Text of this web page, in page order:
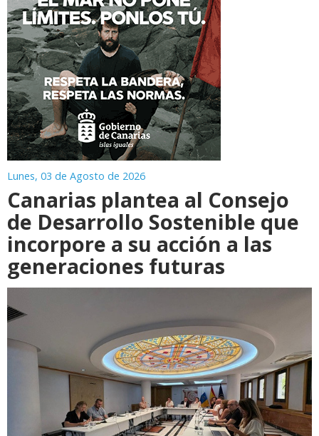
Lunes, 03 de Agosto de 2026
Canarias plantea al Consejo
de Desarrollo Sostenible que
incorpore a su acción a las
generaciones futuras